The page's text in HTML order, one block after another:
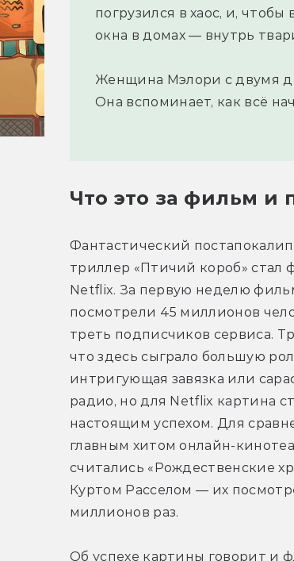
погрузился в хаос, и,
окна в домах — внутрь
Женщина Мэлори с двумя
Она вспоминает, как всё
Что это за фильм и
Фантастический
триллер «Птичий короб» стал
Netflix. За первую неделю
посмотрели 45 миллионов
треть подписчиков сервиса.
что здесь сыграло большую
интригующая завязка или
радио, но для Netflix картина
настоящим успехом. Для
главным хитом онлайн-
считались «Рождественские
Куртом Расселом — их
миллионов раз.
Об успехе картины говорит и